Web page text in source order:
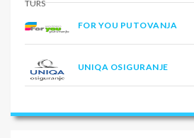
FOR YOU PUTOVANJA
UNIQA OSIGURANJE